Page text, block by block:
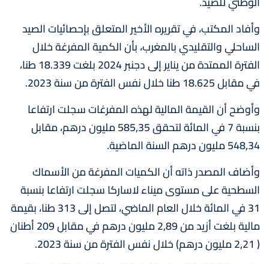
وأفاد المكتب، في تقريره الأخير المتعلق بإحصائيات الصيد
الساحلي والتقليدي بالمغرب، بأن الكمية المفرغة خلال
الفترة الممتدة من يناير إلى دجنبر 2024 بلغت 18.339 طنا،
في مقابل 18.625 طنا خلال نفس الفترة من سنة 2023.
وأوضح أن القيمة المالية لهذه المفرغات سجلت ارتفاعا
بنسبة 7 في المائة لتحقق 585,35 مليون درهم، مقابل
548,34 مليون درهم السنة الماضية.
وأضاف المصدر ذاته أن الكميات المفرغة من الأسماك
السطحية على مستوى ميناء لاساركا سجلت ارتفاعا بنسبة
31 في المائة خلال العام الماضي، لتصل إلى 313 طنا، بقيمة
مالية بلغت أزيد من 2,89 مليون درهم في مقابل 209 أطنان
( 2,21 مليون درهم) خلال نفس الفترة من سنة 2023.